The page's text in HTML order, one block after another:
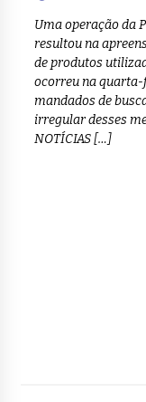
Uma operação da
resultou na
de produtos
ocorreu na quarta-
mandados de
irregular desses
NOTÍCIAS […]